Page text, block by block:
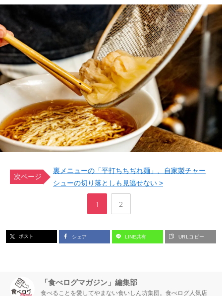
次ページ
裏メニューの「平打ちちぢれ麺」、自家製チャー
シューの切り落としも見逃せない >
ペ
ジ
1
,
ペ
ジ
2
ポスト シェア LINE共有 URLコピー
「食べログマガジン」編集部
食べることを愛してやまない食いしん坊集団。食べログ人気店